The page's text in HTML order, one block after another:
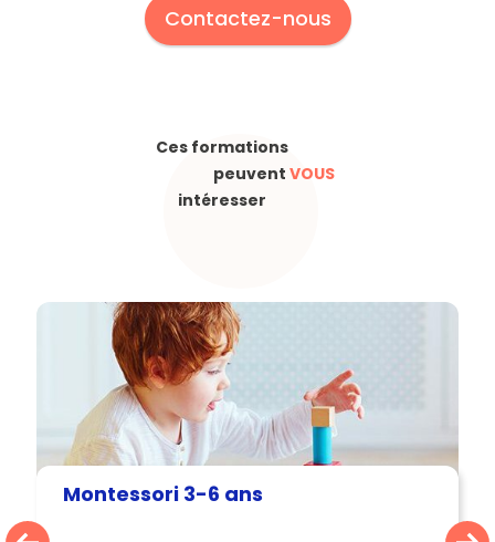
Contactez-nous
Ces formations
peuvent VOUS
intéresser
Montessori 3-6 ans